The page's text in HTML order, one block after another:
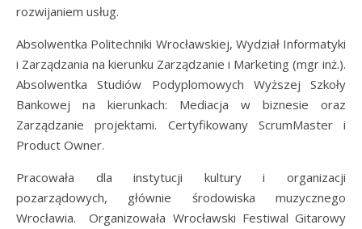
rozwijaniem usług.
Absolwentka Politechniki Wrocławskiej, Wydział Informatyki
i Zarządzania na kierunku Zarządzanie i Marketing (mgr inż.).
Absolwentka Studiów Podyplomowych Wyższej Szkoły
Bankowej na kierunkach: Mediacja w biznesie oraz
Zarządzanie projektami. Certyfikowany ScrumMaster i
Product Owner.
Pracowała dla instytucji kultury i organizacji
pozarządowych, głównie środowiska muzycznego
Wrocławia. Organizowała Wrocławski Festiwal Gitarowy